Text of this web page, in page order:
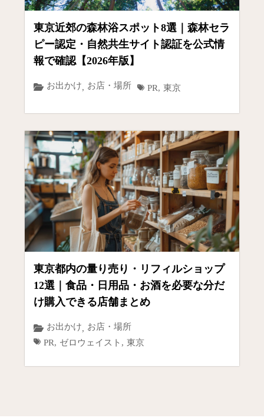
東京近郊の森林浴スポット8選｜森林セラ
ピー認定・自然共生サイト認証を公式情
報で確認【2026年版】
お出かけ, お店・場所 PR, 東京
東京都内の量り売り・リフィルショップ
12選｜食品・日用品・お酒を必要な分だ
け購入できる店舗まとめ
お出かけ, お店・場所
PR, ゼロウェイスト , 東京